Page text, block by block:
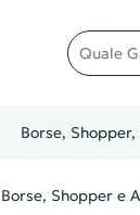
Quale
Borse,
Borse, Shopper e